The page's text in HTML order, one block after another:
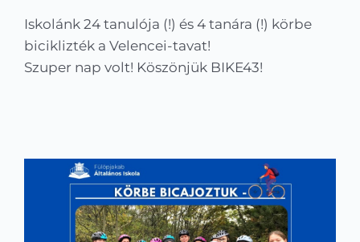
KRÉTA
Iskolánk 24 tanulója (!) és 4 tanára (!) körbe
biciklizték a Velencei-tavat!
Szuper nap volt! Köszönjük BIKE43!